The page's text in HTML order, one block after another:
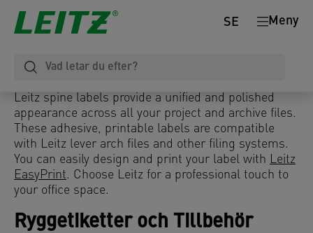
Meny
SE
Leitz spine labels provide a unified and polished
appearance across all your project and archive files.
These adhesive, printable labels are compatible
with Leitz lever arch files and other filing systems.
You can easily design and print your label with Leitz
EasyPrint. Choose Leitz for a professional touch to
your office space.
Ryggetiketter och Tillbehör